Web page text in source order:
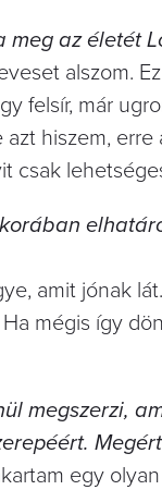
az életét
alszom.
felsír, már
hiszem,
csak
amit jónak
mégis így
megszerzi,
egy